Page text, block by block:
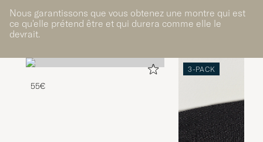
Nous garantissons que vous obtenez une montre qui est
ce qu'elle prétend être et qui durera comme elle le
devrait.
55€
3-PACK